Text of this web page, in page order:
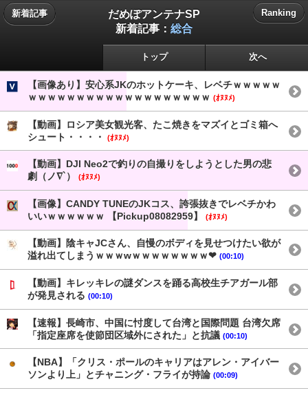
新着記事
だめぽアンテナSP
新着記事： 総合
Ranking
トップ 次へ
【画像あり】安心系JKのホットケーキ、レベチｗｗｗｗｗ
ｗｗｗｗｗｗｗｗｗｗｗｗｗｗｗｗｗｗｗ (ｵﾇﾇﾒ)
【動画】ロシア美女観光客、たこ焼きをマズイとゴミ箱へ
シュート・・・・
(ｵﾇﾇﾒ)
【動画】DJI Neo2で釣りの自撮りをしようとした男の悲
劇（ノ∇`）
(ｵﾇﾇﾒ)
【画像】CANDY TUNEのJKコス、誇張抜きでレベチかわ
いいｗｗｗｗｗｗ 【Pickup08082959】
(ｵﾇﾇﾒ)
【動画】陰キャJCさん、自慢のボディを見せつけたい欲が
溢れ出てしまうｗｗｗwｗｗｗｗｗｗｗｗ❤ (00:10)
【動画】キレッキレの謎ダンスを踊る高校生チアガール部
が発見される (00:10)
【速報】長崎市、中国に忖度して台湾と国際問題 台湾欠席
「指定座席を使節団区域外にされた」と抗議 (00:10)
【NBA】「クリス・ポールのキャリアはアレン・アイバー
ソンより上」とチャニング・フライが持論 (00:09)